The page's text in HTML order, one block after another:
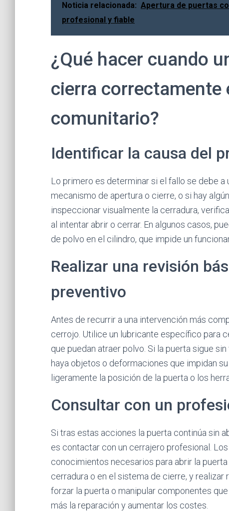
Noticia relacionada: Apertura de puertas
profesional y fiable
¿Qué hacer cuando
cierra correctamente
comunitario?
Identificar la causa del
Lo primero es determinar si el fallo se debe a
mecanismo de apertura o cierre, o si hay
inspeccionar visualmente la cerradura,
al intentar abrir o cerrar. En algunos casos,
de polvo en el cilindro, que impide un
Realizar una revisión
preventivo
Antes de recurrir a una intervención más
cerrojo. Utilice un lubricante específico para
que puedan atraer polvo. Si la puerta sigue
haya objetos o deformaciones que impidan
ligeramente la posición de la puerta o los
Consultar con un
Si tras estas acciones la puerta continúa sin
es contactar con un cerrajero profesional.
conocimientos necesarios para abrir la
cerradura o en el sistema de cierre, y
forzar la puerta o manipular componentes
más la reparación y aumentar los costes.